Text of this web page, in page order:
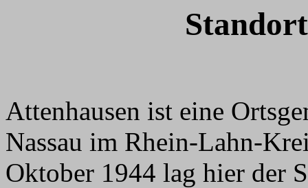
Attenhausen ist eine
Nassau im Rhein-Lahn-
Oktober 1944 lag hier der